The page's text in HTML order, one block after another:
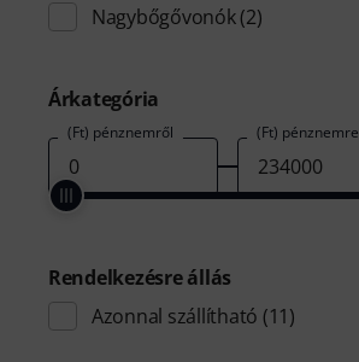
Nagybőgővonók(2)
Árkategória
(Ft) pénznemről (Ft) pénznemre
Rendelkezésre állás
Azonnal szállítható (11)